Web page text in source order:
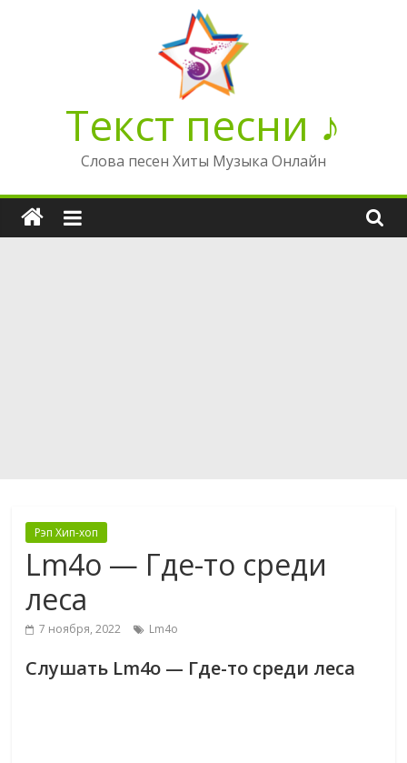
Текст песни ♪
Слова песен Хиты Музыка Онлайн
Рэп Хип-хоп
Lm4o — Где-то среди
леса
7 ноября, 2022 Lm4o
Слушать Lm4o — Где-то среди леса